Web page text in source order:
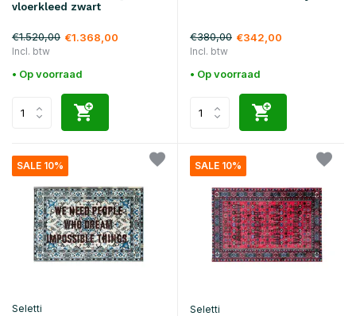
vloerkleed zwart
€1.520,00 €1.368,00
Incl. btw
• Op voorraad
€380,00 €342,00
Incl. btw
• Op voorraad
SALE 10%
Seletti
SALE 10%
Seletti